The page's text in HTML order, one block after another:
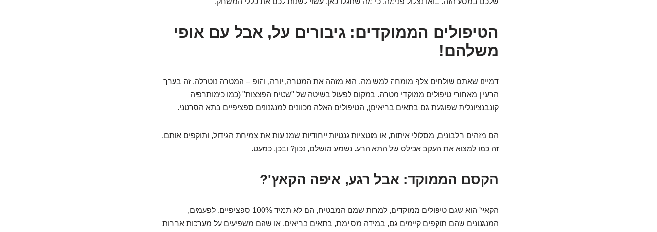
שלכם במסע הזה. בואו נצלול פנימה, כי מה שתגלו כאן, עשוי לשנות לכם את כללי המשחק.
הטיפולים הממוקדים: גיבורים על, אבל עם אופי
משלהם!
דמיינו שאתם שולחים צלף מומחה למשימה. הוא מזהה את המטרה, יורה, והופ – המטרה נוטרלה. זה בערך
הרעיון מאחורי טיפולים ממוקדי מטרה. במקום לפעול בשיטה של "שטיח הפצצות" (כמו כימותרפיה
קונבנציונלית שפוגעת גם בתאים בריאים), הטיפולים האלה מכוונים למנגנונים ספציפיים בתא הסרטני.
הם מזהים חלבונים, מסלולי איתות, או מוטציות גנטיות ייחודיות שמניעות את צמיחת הגידול, ותוקפים אותם.
זה כמו למצוא את העקב אכילס של התא הרע. נשמע מושלם, נכון? ובכן, כמעט.
הקסם הממוקד: אבל רגע, איפה הקאץ'?
הקאץ' הוא שגם טיפולים ממוקדים, למרות שמם המבטיח, הם לא תמיד 100% ספציפיים. לפעמים,
המנגנונים שהם תוקפים קיימים גם, במידה מסוימת, בתאים בריאים. או שהם משפיעים על מערכות אחרות